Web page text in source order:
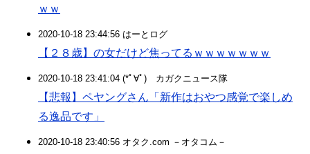
ｗｗ
2020-10-18 23:44:56 はーとログ
【２８歳】の女だけど焦ってるｗｗｗｗｗｗｗ
2020-10-18 23:41:04 (*ﾟ∀ﾟ)ゞカガクニュース隊
【悲報】ペヤングさん「新作はおやつ感覚で楽しめ
る逸品です」
2020-10-18 23:40:56 オタク.com －オタコム－